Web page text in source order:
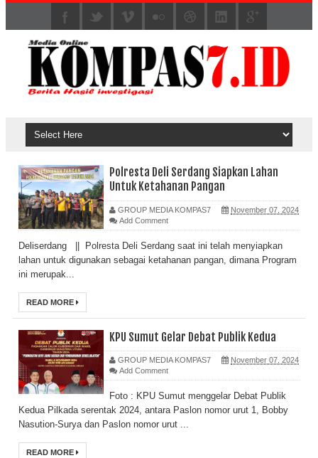
Polresta Deli Serdang Siapkan Lahan
Untuk Ketahanan Pangan
GROUP MEDIA KOMPAS7
November 07, 2024
Add Comment
Deliserdang || Polresta Deli Serdang saat ini telah menyiapkan
lahan untuk digunakan sebagai ketahanan pangan, dimana Program
ini merupak...
READ MORE
KPU Sumut Gelar Debat Publik Kedua
GROUP MEDIA KOMPAS7
November 07, 2024
Add Comment
Foto : KPU Sumut menggelar Debat Publik
Kedua Pilkada serentak 2024, antara Paslon nomor urut 1, Bobby
Nasution-Surya dan Paslon nomor urut ...
READ MORE